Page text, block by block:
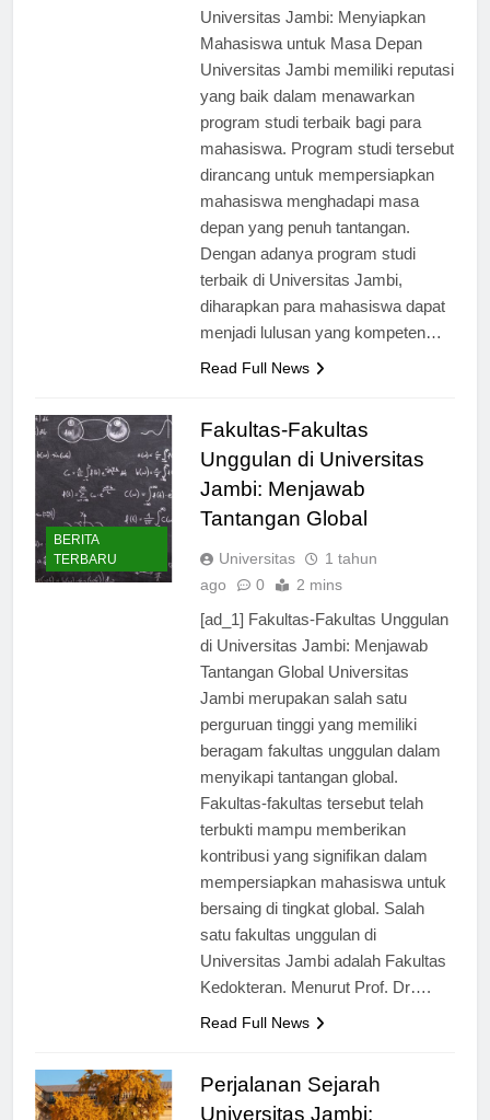
[ad_1] Program Studi Terbaik di
Universitas Jambi: Menyiapkan
Mahasiswa untuk Masa Depan
Universitas Jambi memiliki reputasi
yang baik dalam menawarkan
program studi terbaik bagi para
mahasiswa. Program studi tersebut
dirancang untuk mempersiapkan
mahasiswa menghadapi masa
depan yang penuh tantangan.
Dengan adanya program studi
terbaik di Universitas Jambi,
diharapkan para mahasiswa dapat
BERITA
TERBARU
Fakultas-Fakultas
Unggulan di Universitas
Jambi: Menjawab
Tantangan Global
Universitas
1 tahun
[ad_1] Fakultas-Fakultas Unggulan
di Universitas Jambi: Menjawab
Tantangan Global Universitas
Jambi merupakan salah satu
perguruan tinggi yang memiliki
beragam fakultas unggulan dalam
menyikapi tantangan global.
Fakultas-fakultas tersebut telah
terbukti mampu memberikan
kontribusi yang signifikan dalam
mempersiapkan mahasiswa untuk
bersaing di tingkat global. Salah
satu fakultas unggulan di
Universitas Jambi adalah Fakultas
Perjalanan Sejarah